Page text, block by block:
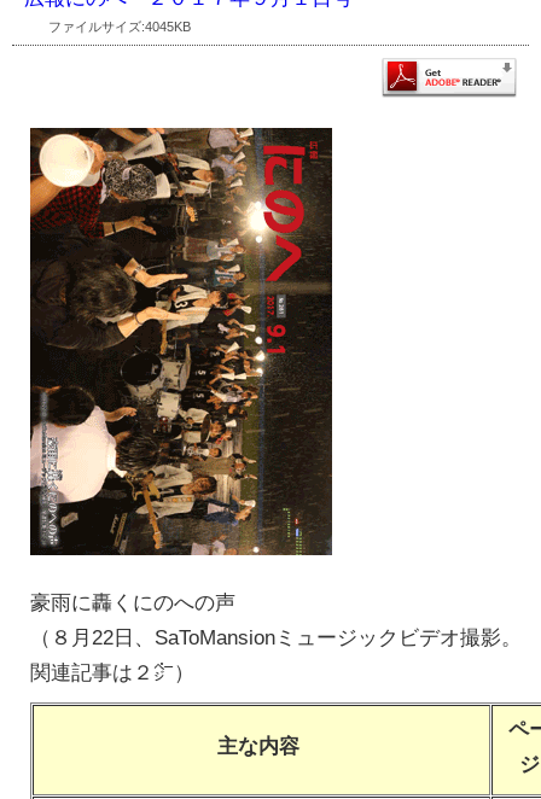
ファイルサイズ:4045KB
豪雨に轟くにのへの声
（８月22日、SaToMansionミュージックビデオ撮影。
関連記事は２㌻）
主な内容
ペ
ジ